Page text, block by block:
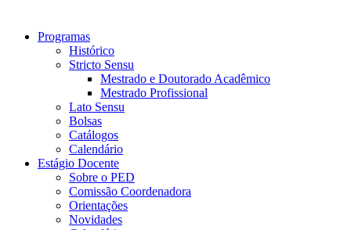
Programas
Histórico
Stricto Sensu
Mestrado e Doutorado Acadêmico
Mestrado Profissional
Lato Sensu
Bolsas
Catálogos
Calendário
Estágio Docente
Sobre o PED
Comissão Coordenadora
Orientações
Novidades